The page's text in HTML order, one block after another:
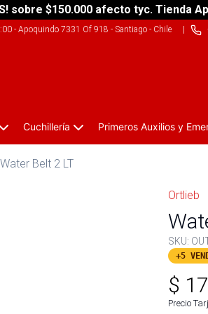
sobre $150.000 afecto tyc. Tienda
- Apoquindo 7331 Of 918 - Santiago - Chile|
Cuchillería Primeros Auxilios y
Water Belt 2 LT
Ortlieb
SKU:
+5
$
Precio